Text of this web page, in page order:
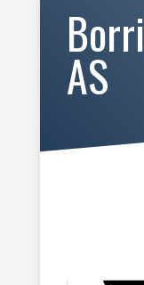
AS